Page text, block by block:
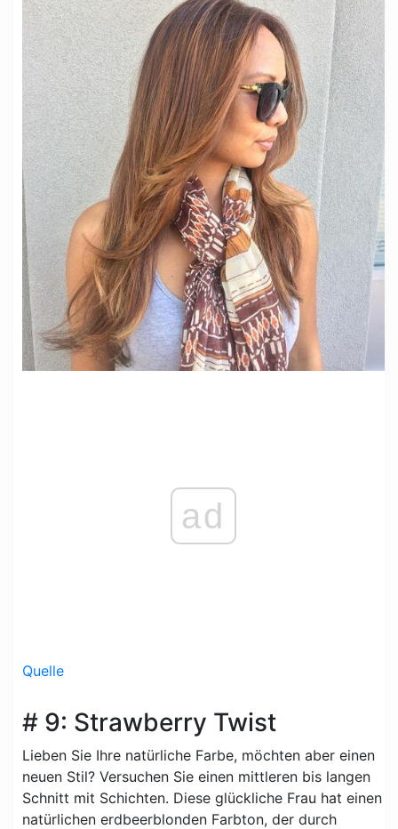
ad
Quelle
# 9: Strawberry Twist
Lieben Sie Ihre natürliche Farbe, möchten aber einen
neuen Stil? Versuchen Sie einen mittleren bis langen
Schnitt mit Schichten. Diese glückliche Frau hat einen
natürlichen erdbeerblonden Farbton, der durch